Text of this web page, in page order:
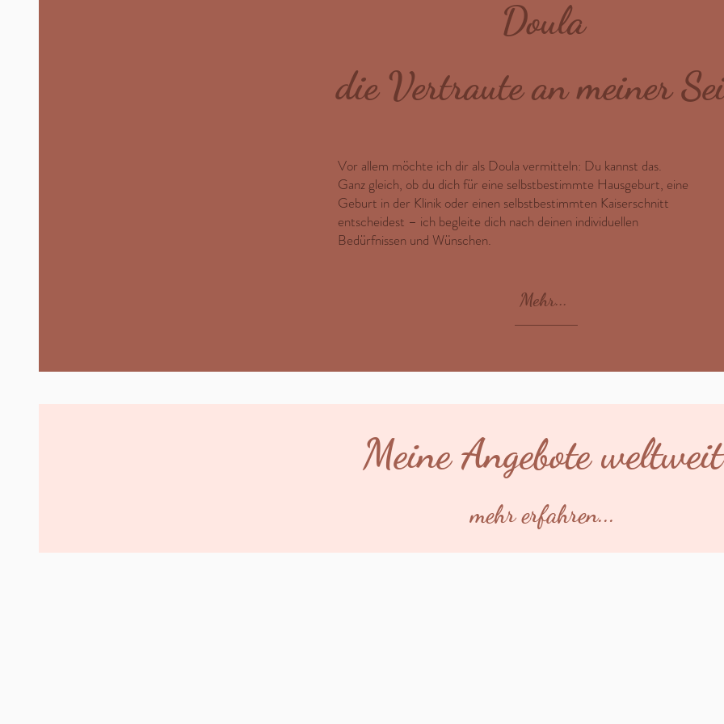
Doula
die Vertraute an meiner
Vor allem möchte ich dir als Doula vermitteln: Du kannst das.
Ganz gleich, ob du dich für eine selbstbestimmte Hausgeburt, eine
Geburt in der Klinik oder einen selbstbestimmten Kaiserschnitt
entscheidest – ich begleite dich nach deinen individuellen
Bedürfnissen und Wünschen.
Mehr...
Meine Angebote weltweit
mehr erfahren...